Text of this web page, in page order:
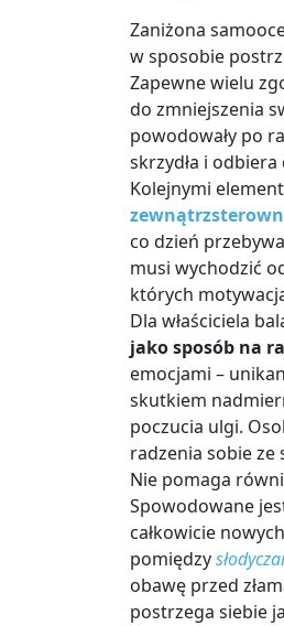
Zaniżona
w sposobie
Zapewne wielu
do zmniejszenia
powodowały po
skrzydła i odbiera
Kolejnymi
co dzień
musi wychodzić
których
Dla właściciela
jako sposób na
emocjami –
skutkiem
poczucia ulgi.
radzenia sobie
Nie pomaga
Spowodowane
całkowicie
pomiędzy
obawę przed
postrzega siebie